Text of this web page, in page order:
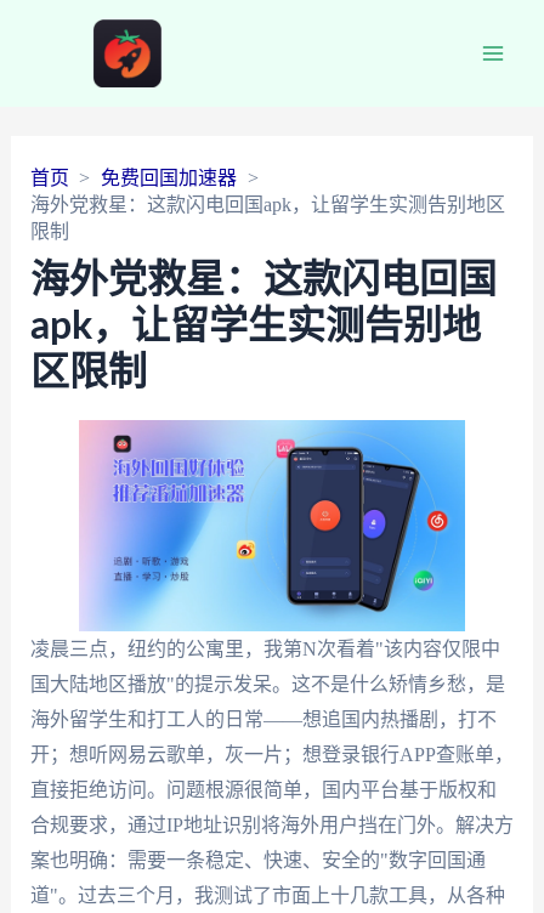
首页
免费回国加速器
海外党救星：这款闪电回国apk，让留学生实测告别地区
限制
海外党救星：这款闪电回国
apk，让留学生实测告别地
区限制
凌晨三点，纽约的公寓里，我第N次看着"该内容仅限中
国大陆地区播放"的提示发呆。这不是什么矫情乡愁，是
海外留学生和打工人的日常——想追国内热播剧，打不
开；想听网易云歌单，灰一片；想登录银行APP查账单，
直接拒绝访问。问题根源很简单，国内平台基于版权和
合规要求，通过IP地址识别将海外用户挡在门外。解决方
案也明确：需要一条稳定、快速、安全的"数字回国通
道"。过去三个月，我测试了市面上十几款工具，从各种